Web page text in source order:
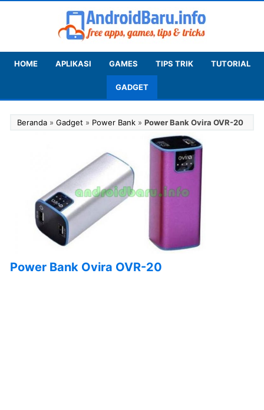
HOME APLIKASI GAMES TIPS TRIK TUTORIAL
GADGET
Beranda» Gadget » Power Bank» Power Bank Ovira OVR-20
Power Bank Ovira OVR-20